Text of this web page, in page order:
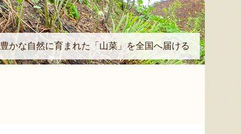
豊かな自然に育まれた「山菜」を全国へ届ける